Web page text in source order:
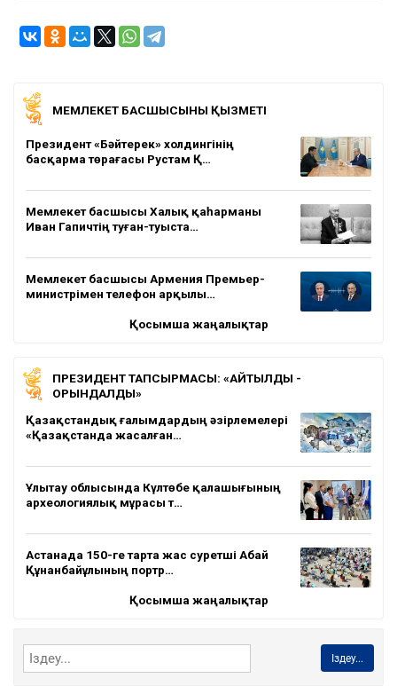
МЕМЛЕКЕТ БАСШЫСЫНЫҢ ҚЫЗМЕТІ
Президент «Бәйтерек» холдингінің
басқарма төрағасы Рустам Қ…
Мемлекет басшысы Халық қаһарманы
Иван Гапичтің туған-туыста…
Мемлекет басшысы Армения Премьер-
министрімен телефон арқылы…
Қосымша жаңалықтар
ПРЕЗИДЕНТ ТАПСЫРМАСЫ: «АЙТЫЛДЫ -
ОРЫНДАЛДЫ»
Қазақстандық ғалымдардың әзірлемелері
«Қазақстанда жасалған…
Ұлытау облысында Күлтөбе қалашығының
археологиялық мұрасы т…
Астанада 150-ге тарта жас суретші Абай
Құнанбайұлының портр…
Қосымша жаңалықтар
Іздеу...